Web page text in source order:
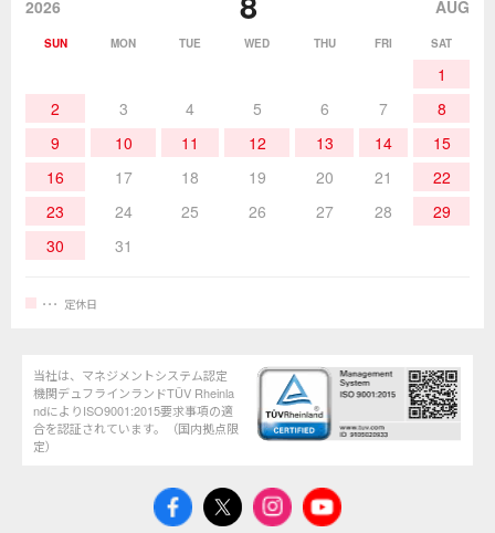
2026 AUG
SUN MON TUE WED THU FRI SAT
1
2
3 4 5 6 7
8
9
10 11 12 13 14
15
16
17 18 19 20 21
22
23
24 25 26 27 28
29
30
31
定休日
当社は、マネジメントシステム認定
機関デュフラインランドTÜV Rheinla
ndによりISO9001:2015要求事項の適
合を認証されています。（国内拠点限
定）